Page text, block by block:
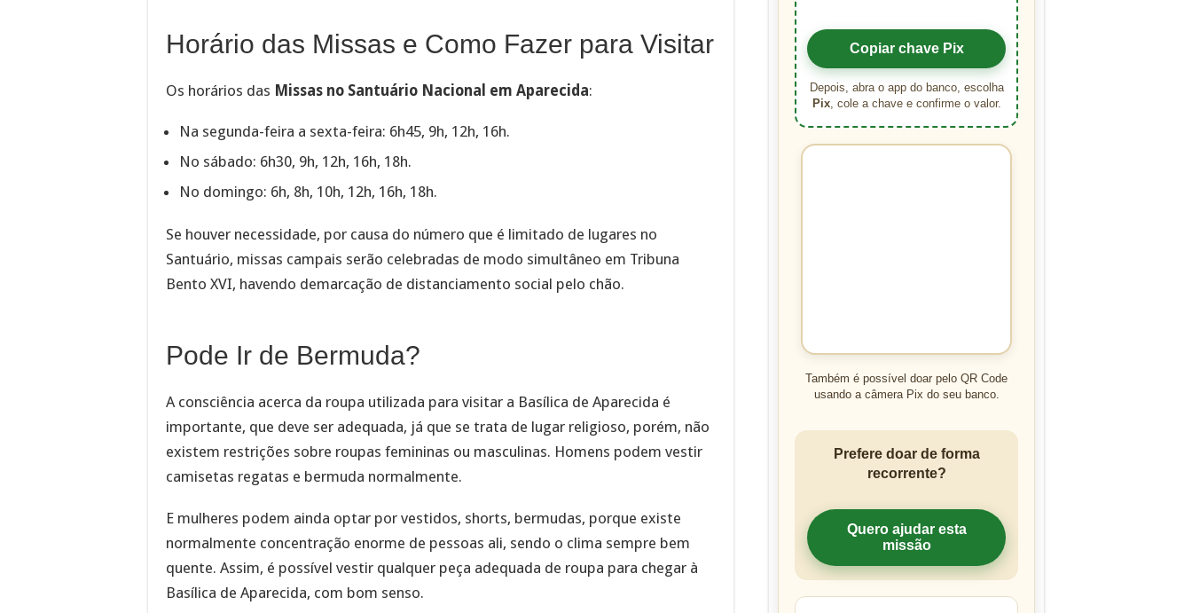
Horário das Missas e Como Fazer para Visitar
Os horários das Missas no Santuário Nacional em Aparecida:
Na segunda-feira a sexta-feira: 6h45, 9h, 12h, 16h.
No sábado: 6h30, 9h, 12h, 16h, 18h.
No domingo: 6h, 8h, 10h, 12h, 16h, 18h.
Se houver necessidade, por causa do número que é limitado de lugares no
Santuário, missas campais serão celebradas de modo simultâneo em Tribuna
Bento XVI, havendo demarcação de distanciamento social pelo chão.
Pode Ir de Bermuda?
A consciência acerca da roupa utilizada para visitar a Basílica de Aparecida é
importante, que deve ser adequada, já que se trata de lugar religioso, porém, não
existem restrições sobre roupas femininas ou masculinas. Homens podem vestir
camisetas regatas e bermuda normalmente.
E mulheres podem ainda optar por vestidos, shorts, bermudas, porque existe
normalmente concentração enorme de pessoas ali, sendo o clima sempre bem
quente. Assim, é possível vestir qualquer peça adequada de roupa para chegar à
Basílica de Aparecida, com bom senso.
Copiar chave Pix
Depois, abra o app do banco, escolha
Pix, cole a chave e confirme o valor.
Também é possível doar pelo QR Code
usando a câmera Pix do seu banco.
Prefere doar de forma
recorrente?
Quero ajudar esta
missão